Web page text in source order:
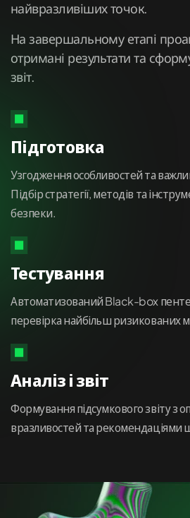
найвразливіших точок.
На завершальному етапі
отримані результати та
звіт.
Підготовка
Узгодження особливостей та
Підбір стратегії, методів та
безпеки.
Тестування
Автоматизований Black-box
перевірка найбільш ризикованих
Аналіз і звіт
Формування підсумкового звіту з
вразливостей та рекомендаціями